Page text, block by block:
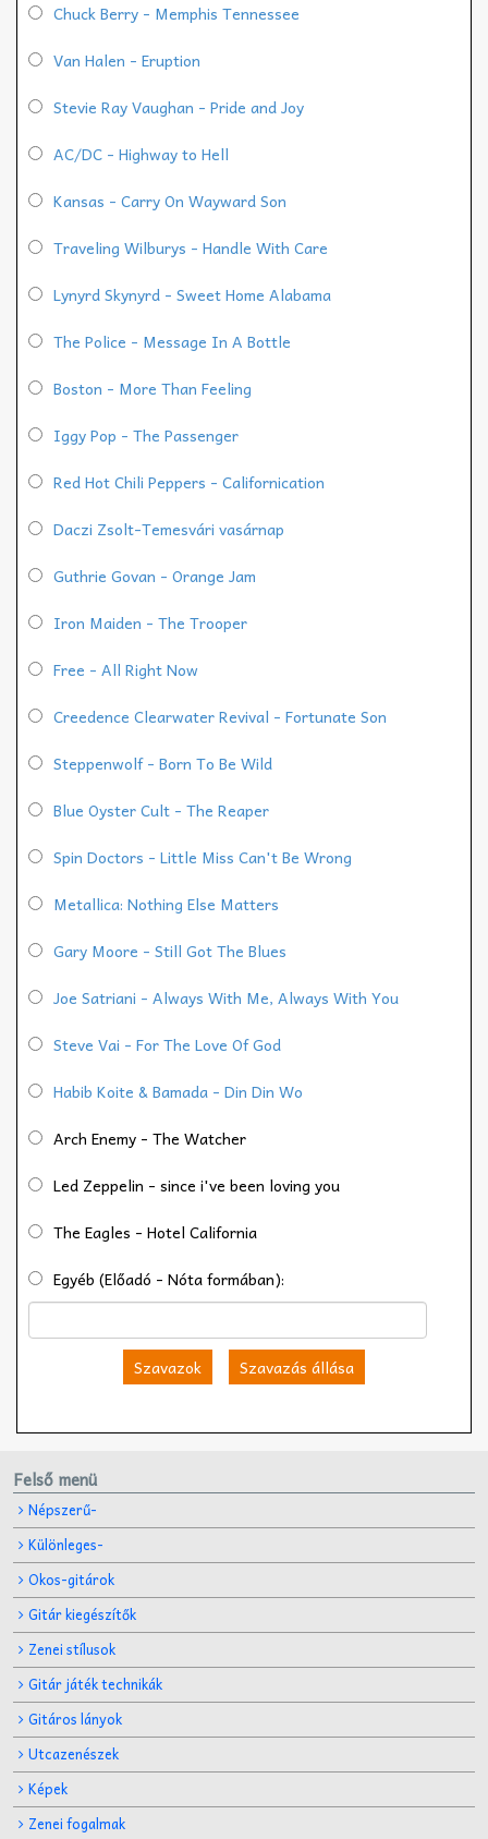
Chuck Berry - Memphis Tennessee
Van Halen - Eruption
Stevie Ray Vaughan - Pride and Joy
AC/DC - Highway to Hell
Kansas - Carry On Wayward Son
Traveling Wilburys - Handle With Care
Lynyrd Skynyrd - Sweet Home Alabama
The Police - Message In A Bottle
Boston - More Than Feeling
Iggy Pop - The Passenger
Red Hot Chili Peppers - Californication
Daczi Zsolt-Temesvári vasárnap
Guthrie Govan - Orange Jam
Iron Maiden - The Trooper
Free - All Right Now
Creedence Clearwater Revival - Fortunate Son
Steppenwolf - Born To Be Wild
Blue Oyster Cult - The Reaper
Spin Doctors - Little Miss Can't Be Wrong
Metallica: Nothing Else Matters
Gary Moore - Still Got The Blues
Joe Satriani - Always With Me, Always With You
Steve Vai - For The Love Of God
Habib Koite & Bamada - Din Din Wo
Arch Enemy - The Watcher
Led Zeppelin - since i've been loving you
The Eagles - Hotel California
Egyéb (Előadó - Nóta formában):
Szavazok Szavazás állása
Felső menü
Népszerű-
Különleges-
Okos-gitárok
Gitár kiegészítők
Zenei stílusok
Gitár játék technikák
Gitáros lányok
Utcazenészek
Képek
Zenei fogalmak